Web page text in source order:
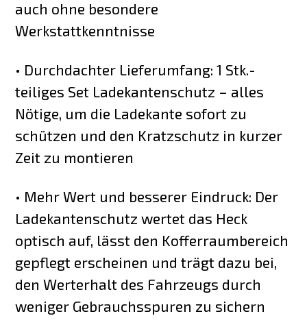
auch ohne besondere
Werkstattkenntnisse
• Durchdachter Lieferumfang: 1 Stk.-
teiliges Set Ladekantenschutz – alles
Nötige, um die Ladekante sofort zu
schützen und den Kratzschutz in kurzer
Zeit zu montieren
• Mehr Wert und besserer Eindruck: Der
Ladekantenschutz wertet das Heck
optisch auf, lässt den Kofferraumbereich
gepflegt erscheinen und trägt dazu bei,
den Werterhalt des Fahrzeugs durch
weniger Gebrauchsspuren zu sichern